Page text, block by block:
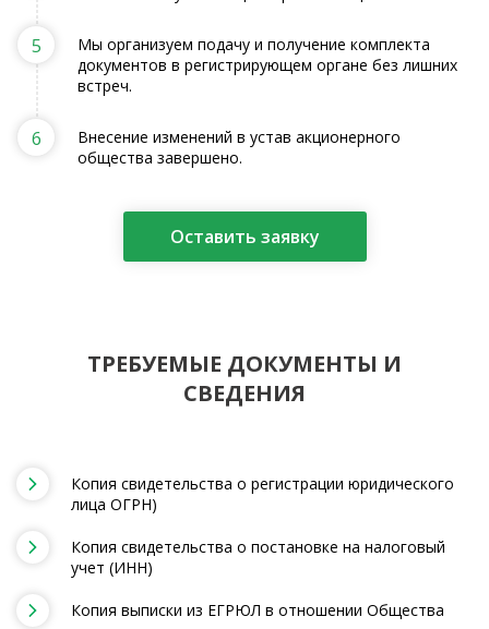
5
Мы организуем подачу и получение комплекта
документов в регистрирующем органе без лишних
встреч.
6
Внесение изменений в устав акционерного
общества завершено.
Оставить заявку
ТРЕБУЕМЫЕ ДОКУМЕНТЫ И
СВЕДЕНИЯ
Копия свидетельства о регистрации юридического
лица ОГРН)
Копия свидетельства о постановке на налоговый
учет (ИНН)
Копия выписки из ЕГРЮЛ в отношении Общества